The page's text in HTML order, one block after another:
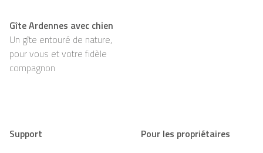
Gîte Ardennes avec chien
Un gîte entouré de nature,
pour vous et votre fidèle
compagnon
Support
Pour les propriétaires